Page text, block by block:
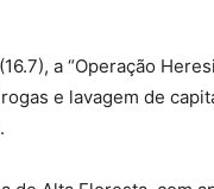
a “Operação
e lavagem de